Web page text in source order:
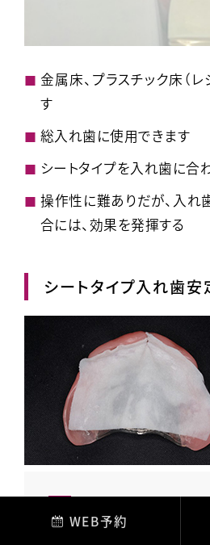
金属床、プラスチック床（
す
総入れ歯に使用できます
シートタイプを入れ歯に合
操作性に難ありだが、入れ
合には、効果を発揮する
シートタイプ入れ歯
や汚れが残って
WEB予約